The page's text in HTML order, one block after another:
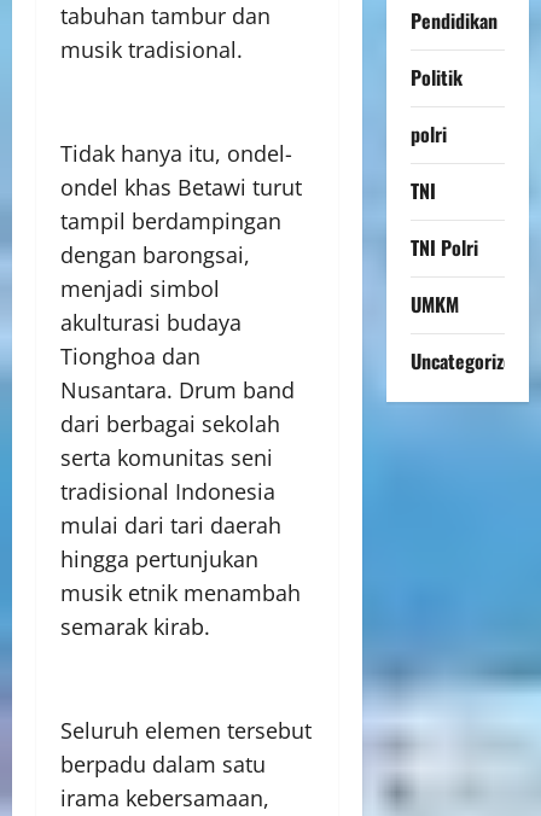
tabuhan tambur dan
musik tradisional.
Tidak hanya itu, ondel-
ondel khas Betawi turut
tampil berdampingan
dengan barongsai,
menjadi simbol
akulturasi budaya
Tionghoa dan
Nusantara. Drum band
dari berbagai sekolah
serta komunitas seni
tradisional Indonesia
mulai dari tari daerah
hingga pertunjukan
musik etnik menambah
semarak kirab.
Seluruh elemen tersebut
berpadu dalam satu
irama kebersamaan,
Pendidikan
Politik
polri
TNI
TNI Polri
UMKM
Uncategorized